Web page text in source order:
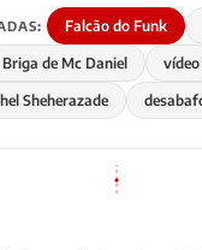
Falcão do Funk
Briga de Mc Daniel vídeo
Sheherazade